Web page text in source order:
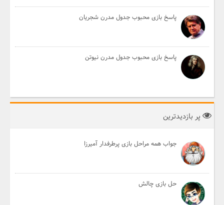
پاسخ بازی محبوب جدول مدرن شجریان
پاسخ بازی محبوب جدول مدرن نیوتن
پر بازدیدترین
جواب همه مراحل بازی پرطرفدار آمیرزا
حل بازی چالش